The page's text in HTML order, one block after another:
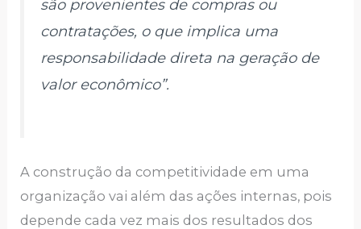
são provenientes de compras ou
contratações, o que implica uma
responsabilidade direta na geração de
valor econômico”.
A construção da competitividade em uma
organização vai além das ações internas, pois
depende cada vez mais dos resultados dos